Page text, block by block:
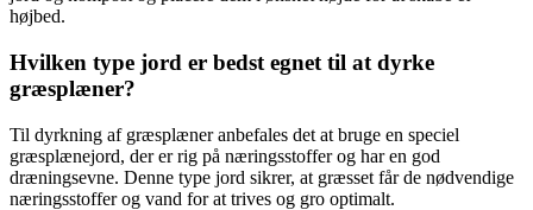
højbed.
Hvilken type jord er bedst egnet til at dyrke
græsplæner?
Til dyrkning af græsplæner anbefales det at bruge en speciel
græsplænejord, der er rig på næringsstoffer og har en god
dræningsevne. Denne type jord sikrer, at græsset får de nødvendige
næringsstoffer og vand for at trives og gro optimalt.